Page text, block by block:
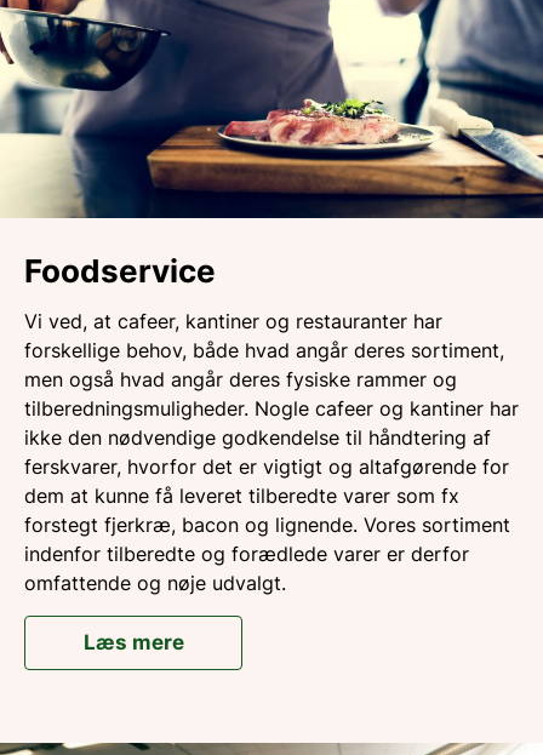
Foodservice
Vi ved, at cafeer, kantiner og restauranter har
forskellige behov, både hvad angår deres sortiment,
men også hvad angår deres fysiske rammer og
tilberedningsmuligheder. Nogle cafeer og kantiner har
ikke den nødvendige godkendelse til håndtering af
ferskvarer, hvorfor det er vigtigt og altafgørende for
dem at kunne få leveret tilberedte varer som fx
forstegt fjerkræ, bacon og lignende. Vores sortiment
indenfor tilberedte og forædlede varer er derfor
omfattende og nøje udvalgt.
Læs mere